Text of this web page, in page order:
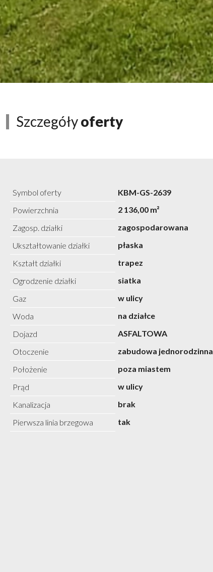
Szczegółyoferty
Symbol oferty
KBM-GS-2639
Powierzchnia
2 136,00 m²
Zagosp. działki
zagospodarowana
Ukształtowanie działki
płaska
Kształt działki
trapez
Ogrodzenie działki
siatka
Gaz
w ulicy
Woda
na działce
Dojazd
ASFALTOWA
Otoczenie
zabudowa jednorodzinna
Położenie
poza miastem
Prąd
w ulicy
Kanalizacja
brak
Pierwsza linia brzegowa
tak